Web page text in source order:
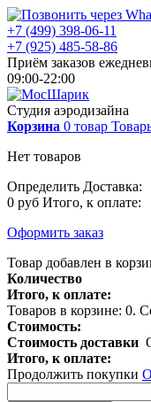
+7 (499) 398-06-11
+7 (925) 485-58-86
Приём заказов
09:00-22:00
Студия аэродизайна
Корзина 0 товар
Нет товаров
Определить Доставка:
0 руб Итого, к оплате:
Оформить заказ
Товар добавлен в
Количество
Итого, к оплате:
Товаров в корзине: 0.
Стоимость:
Стоимость доставки
Итого, к оплате:
Продолжить покупки